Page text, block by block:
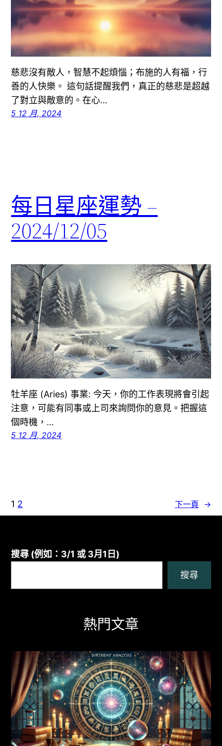
慈悲沒有敵人，智慧不起煩惱；布施的人有福，行
善的人快樂。 這句話提醒我們，真正的慈悲是超越
了對立與敵意的。在心…
5 12 月, 2024
每日星座運勢 –
2024/12/05
牡羊座 (Aries) 事業: 今天，你的工作表現將會引起
注意，可能有同事或上司來詢問你的意見。把握這
個時機，…
5 12 月, 2024
1 2 下一頁 →
搜尋 (例如：3/1 或 3月1日)
搜尋
熱門文章